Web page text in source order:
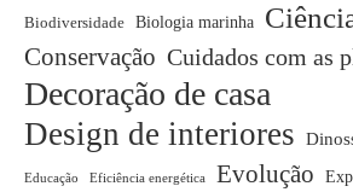
Biodiversidade Biologia marinha
Conservação Cuidados com as
Decoração de casa
Design de interiores
Educação Eficiência energética Evolução